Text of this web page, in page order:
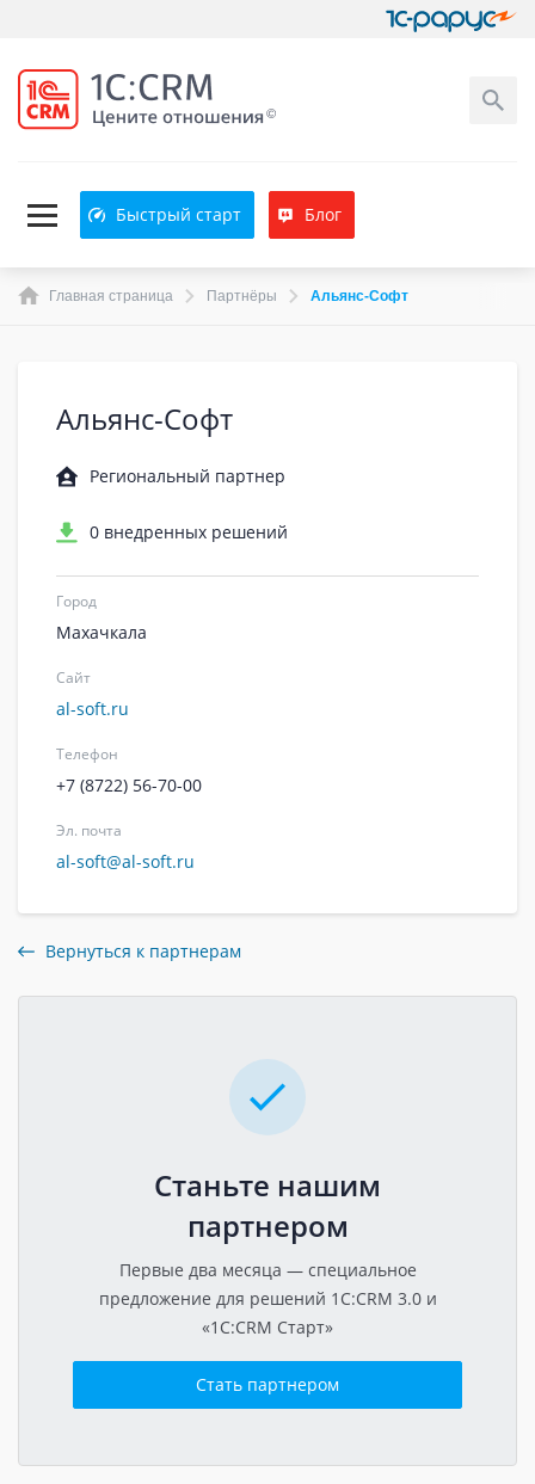
Быстрый старт Блог
Главная страница Партнёры Альянс-Софт
Альянс-Софт
Региональный партнер
0 внедренных решений
Город
Махачкала
Сайт
al-soft.ru
Телефон
+7 (8722) 56-70-00
Эл. почта
al-soft@al-soft.ru
Вернуться к партнерам
Станьте нашим
партнером
Первые два месяца — специальное
предложение для решений 1C:CRM 3.0 и
«1C:CRM Старт»
Стать партнером